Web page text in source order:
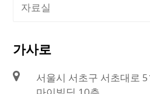
자료실
가사로
서울시 서초구 서초대로